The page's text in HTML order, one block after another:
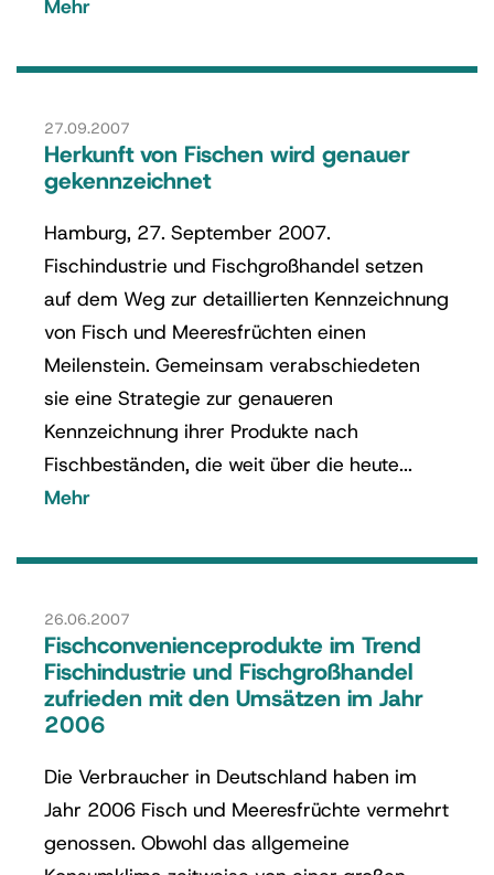
Mehr
27.09.2007
Herkunft von Fischen wird genauer
gekennzeichnet
Hamburg, 27. September 2007.
Fischindustrie und Fischgroßhandel setzen
auf dem Weg zur detaillierten Kennzeichnung
von Fisch und Meeresfrüchten einen
Meilenstein. Gemeinsam verabschiedeten
sie eine Strategie zur genaueren
Kennzeichnung ihrer Produkte nach
Fischbeständen, die weit über die heute...
Mehr
26.06.2007
Fischconvenienceprodukte im Trend
Fischindustrie und Fischgroßhandel
zufrieden mit den Umsätzen im Jahr
2006
Die Verbraucher in Deutschland haben im
Jahr 2006 Fisch und Meeresfrüchte vermehrt
genossen. Obwohl das allgemeine